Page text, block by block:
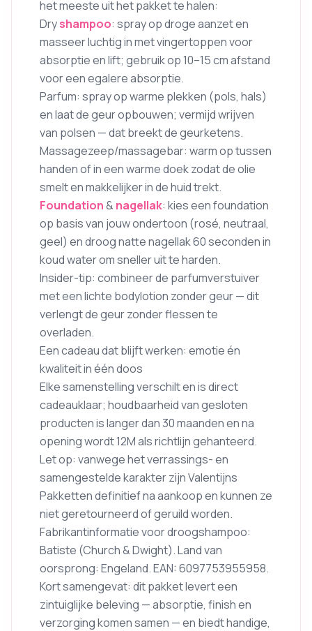
het meeste uit het pakket te halen:
Dryshampoo: spray op droge aanzet en
masseer luchtig in met vingertoppen voor
absorptie en lift; gebruik op 10–15 cm afstand
voor een egalere absorptie.
Parfum: spray op warme plekken (pols, hals)
en laat de geur opbouwen; vermijd wrijven
van polsen — dat breekt de geurketens.
Massagezeep/massagebar: warm op tussen
handen of in een warme doek zodat de olie
smelt en makkelijker in de huid trekt.
Foundation& nagellak: kies een foundation
op basis van jouw ondertoon (rosé, neutraal,
geel) en droog natte nagellak 60 seconden in
koud water om sneller uit te harden.
Insider-tip: combineer de parfumverstuiver
met een lichte bodylotion zonder geur — dit
verlengt de geur zonder flessen te
overladen.
Een cadeau dat blijft werken: emotie én
kwaliteit in één doos
Elke samenstelling verschilt en is direct
cadeauklaar; houdbaarheid van gesloten
producten is langer dan 30 maanden en na
opening wordt 12M als richtlijn gehanteerd.
Let op: vanwege het verrassings- en
samengestelde karakter zijn Valentijns
Pakketten definitief na aankoop en kunnen ze
niet geretourneerd of geruild worden.
Fabrikantinformatie voor droogshampoo:
Batiste (Church & Dwight). Land van
oorsprong: Engeland. EAN: 6097753955958.
Kort samengevat: dit pakket levert een
zintuiglijke beleving — absorptie, finish en
verzorging komen samen — en biedt handige,